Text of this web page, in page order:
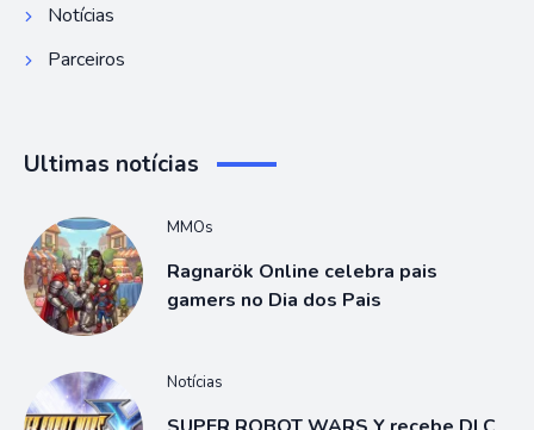
Notícias
Parceiros
Ultimas notícias
MMOs
Ragnarök Online celebra pais
gamers no Dia dos Pais
Notícias